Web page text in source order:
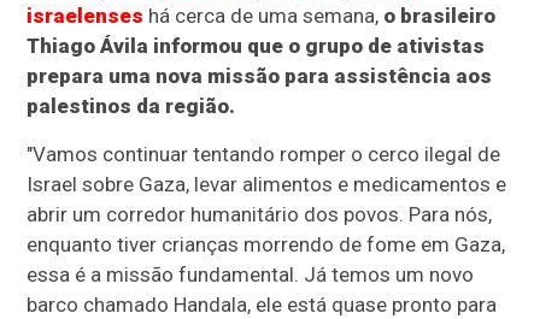
israelenses há cerca de uma semana, o brasileiro
Thiago Ávila informou que o grupo de ativistas
prepara uma nova missão para assistência aos
palestinos da região.
"Vamos continuar tentando romper o cerco ilegal de
Israel sobre Gaza, levar alimentos e medicamentos e
abrir um corredor humanitário dos povos. Para nós,
enquanto tiver crianças morrendo de fome em Gaza,
essa é a missão fundamental. Já temos um novo
barco chamado Handala, ele está quase pronto para